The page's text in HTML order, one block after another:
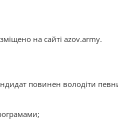
на сайті azov.army.
повинен володіти